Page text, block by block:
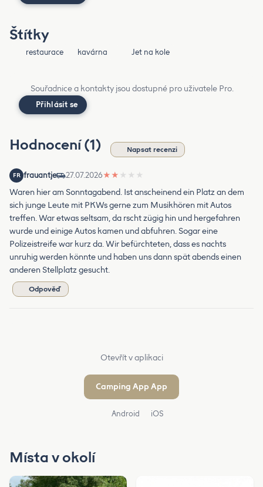
Štítky
restaurace kavárna Jet na kole
Souřadnice a kontakty jsou dostupné pro uživatele Pro.
Přihlásit se
Hodnocení (1) Napsat recenzi
FR frauantje 27.07.2026★ ★ ★ ★ ★
Waren hier am Sonntagabend. Ist anscheinend ein Platz an dem
sich junge Leute mit PKWs gerne zum Musikhören mit Autos
treffen. War etwas seltsam, da rscht zügig hin und hergefahren
wurde und einige Autos kamen und abfuhren. Sogar eine
Polizeistreife war kurz da. Wir befürchteten, dass es nachts
unruhig werden könnte und haben uns dann spät abends einen
anderen Stellplatz gesucht.
Odpověď
Otevřít v aplikaci
Camping App App
Android iOS
Místa v okolí